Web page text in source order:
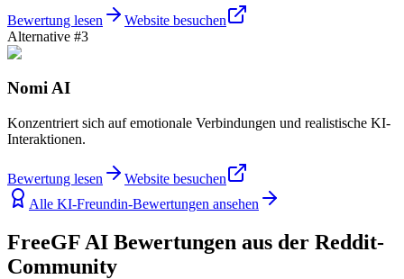
Bewertung lesen
Website besuchen
Alternative #3
Nomi AI
Konzentriert sich auf emotionale Verbindungen und realistische KI-
Interaktionen.
Bewertung lesen
Website besuchen
Alle KI-Freundin-Bewertungen ansehen
FreeGF AI Bewertungen aus der Reddit-
Community